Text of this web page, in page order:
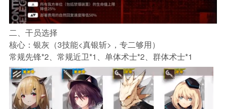
二、干员选择
核心：银灰（3技能<真银斩>，专二够用）
常规先锋*2、常规近卫*1、单体术士*2、群体术士*1